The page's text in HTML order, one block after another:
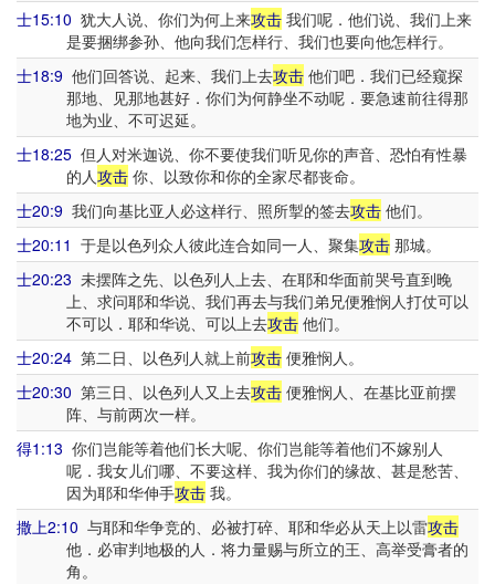
士15:10 犹大人说、你们为何上来攻击 我们呢．他们说、我们上来
是要捆绑参孙、他向我们怎样行、我们也要向他怎样行。
士18:9 他们回答说、起来、我们上去攻击 他们吧．我们已经窥探
那地、见那地甚好．你们为何静坐不动呢．要急速前往得那
地为业、不可迟延。
士18:25 但人对米迦说、你不要使我们听见你的声音、恐怕有性暴
的人攻击你、以致你和你的全家尽都丧命。
士20:9 我们向基比亚人必这样行、照所掣的签去攻击 他们。
士20:11 于是以色列众人彼此连合如同一人、聚集攻击 那城。
士20:23 未摆阵之先、以色列人上去、在耶和华面前哭号直到晚
上、求问耶和华说、我们再去与我们弟兄便雅悯人打仗可以
不可以．耶和华说、可以上去攻击他们。
士20:24 第二日、以色列人就上前攻击 便雅悯人。
士20:30 第三日、以色列人又上去攻击 便雅悯人、在基比亚前摆
阵、与前两次一样。
得1:13 你们岂能等着他们长大呢、你们岂能等着他们不嫁别人
呢．我女儿们哪、不要这样、我为你们的缘故、甚是愁苦、
因为耶和华伸手攻击我。
撒上2:10 与耶和华争竞的、必被打碎、耶和华必从天上以雷攻击
他．必审判地极的人．将力量赐与所立的王、高举受膏者的
角。